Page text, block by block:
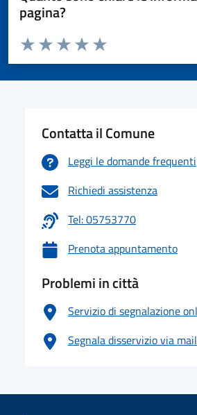
pagina?
Valuta da 1 a 5 stelle la pagina
Valuta 5 stelle su 5
Valuta 4 stelle su 5
Valuta 3 stelle su 5
Valuta 2 stelle su 5
Valuta 1 stelle su 5
Contatta il Comune
Leggi le domande frequenti
Richiedi assistenza
Tel: 05753770
Prenota appuntamento
Problemi in città
Servizio di segnalazione
Segnala disservizio via mail